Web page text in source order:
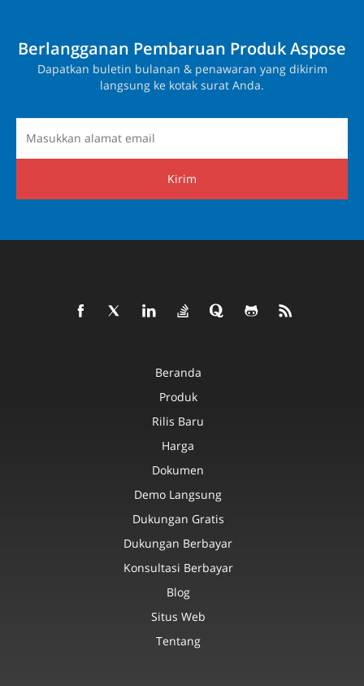
Berlangganan Pembaruan Produk Aspose
Dapatkan buletin bulanan & penawaran yang dikirim
langsung ke kotak surat Anda.
Kirim
Beranda
Produk
Rilis Baru
Harga
Dokumen
Demo Langsung
Dukungan Gratis
Dukungan Berbayar
Konsultasi Berbayar
Blog
Situs Web
Tentang